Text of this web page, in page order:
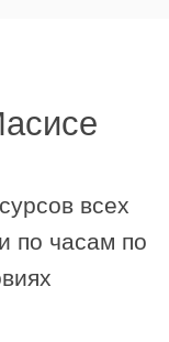
всех
по часам по